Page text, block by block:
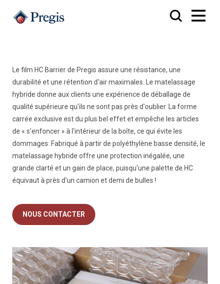
Le film HC Barrier de Pregis assure une résistance, une
durabilité et une rétention d'air maximales. Le matelassage
hybride donne aux clients une expérience de déballage de
qualité supérieure qu'ils ne sont pas près d'oublier. La forme
carrée exclusive est du plus bel effet et empêche les articles
de « s'enfoncer » à l'intérieur de la boîte, ce qui évite les
dommages. Fabriqué à partir de polyéthylène basse densité, le
matelassage hybride offre une protection inégalée, une
grande clarté et un gain de place, puisqu'une palette de HC
équivaut à près d'un camion et demi de bulles !
NOUS CONTACTER